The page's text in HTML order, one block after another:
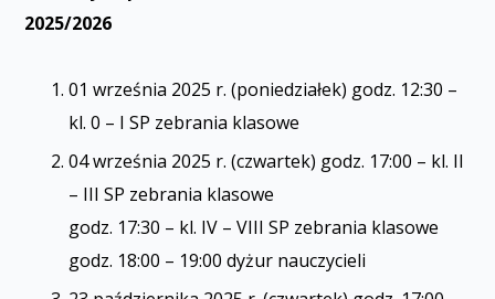
2025/2026
01 września 2025 r. (poniedziałek) godz. 12:30 –
kl. 0 – I SP zebrania klasowe
04 września 2025 r. (czwartek) godz. 17:00 – kl. II
– III SP zebrania klasowe
godz. 17:30 – kl. IV – VIII SP zebrania klasowe
godz. 18:00 – 19:00 dyżur nauczycieli